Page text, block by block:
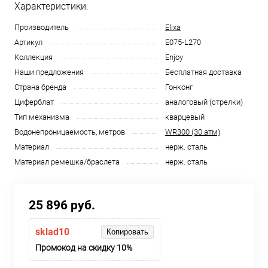
Характеристики:
Производитель
Elixa
Артикул
E075-L270
Коллекция
Enjoy
Наши предложения
Бесплатная доставка
Страна бренда
Гонконг
Циферблат
аналоговый (стрелки)
Тип механизма
кварцевый
Водонепроницаемость, метров
WR300 (30 атм)
Материал
нерж. сталь
Материал ремешка/браслета
нерж. сталь
25 896 руб.
sklad10 Копировать
Промокод на скидку 10%